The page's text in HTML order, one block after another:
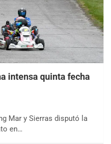
intensa quinta fecha
Mar y Sierras disputó la
en…